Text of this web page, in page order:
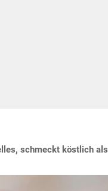
schmeckt köstlich als